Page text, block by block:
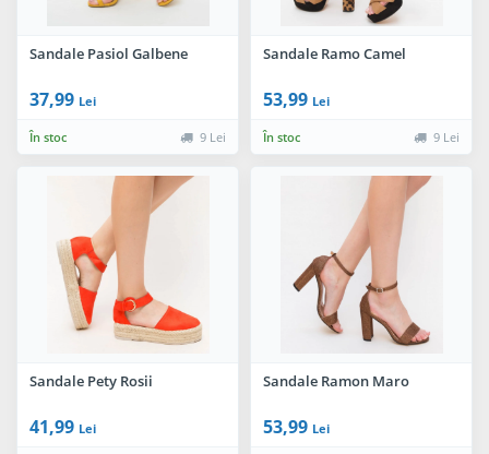
Sandale Pasiol Galbene
37,99 Lei
În stoc 9 Lei
Sandale Ramo Camel
53,99 Lei
În stoc 9 Lei
Sandale Pety Rosii
41,99 Lei
Sandale Ramon Maro
53,99 Lei